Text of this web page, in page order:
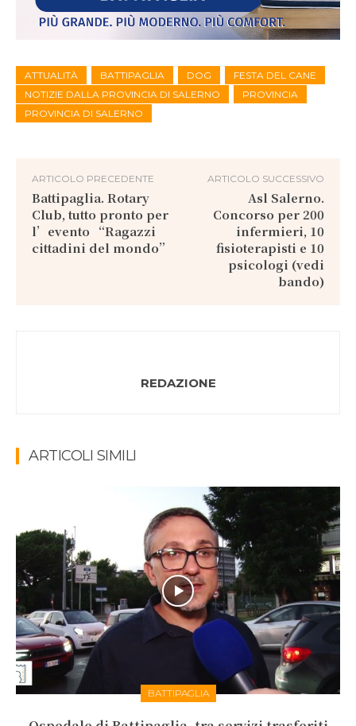
ATTUALITÀ BATTIPAGLIA DOG
FESTA DEL CANE
NOTIZIE DALLA PROVINCIA DI SALERNO
PROVINCIA
PROVINCIA DI SALERNO
ARTICOLO PRECEDENTE
Battipaglia. Rotary
Club, tutto pronto per
l’evento “Ragazzi
cittadini del mondo”
ARTICOLO SUCCESSIVO
Asl Salerno.
Concorso per 200
infermieri, 10
fisioterapisti e 10
psicologi (vedi
bando)
REDAZIONE
ARTICOLI SIMILI
BATTIPAGLIA